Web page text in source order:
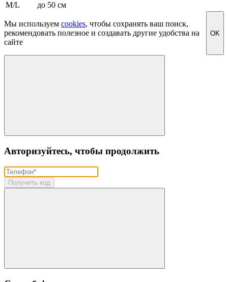
M/L
до 50 см
Мы используем cookies, чтобы сохранять ваш поиск,
рекомендовать полезное и создавать другие удобства на
сайте
OK
Авторизуйтесь, чтобы продолжить
Получить код